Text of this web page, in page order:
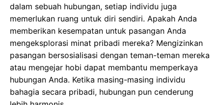
dalam sebuah hubungan, setiap individu juga
memerlukan ruang untuk diri sendiri. Apakah Anda
memberikan kesempatan untuk pasangan Anda
mengeksplorasi minat pribadi mereka? Mengizinkan
pasangan bersosialisasi dengan teman-teman mereka
atau mengejar hobi dapat membantu memperkaya
hubungan Anda. Ketika masing-masing individu
bahagia secara pribadi, hubungan pun cenderung